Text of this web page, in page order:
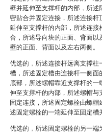
壁并延伸至支撑杆的内部，所述
密贴合并固定连接，所述连接
延伸至支撑杆的内部，所述连接
合，所述导向块的正面、背面以
壁的正面、背面以及左右两侧。
优选的，所述连接杆远离支撑柱
槽，所述固定槽由连接杆一侧面
底部，所述螺帽靠近支撑杆的一
伸至支撑杆的内部，所述螺帽与
固定连接，所述固定螺栓由螺
述固定螺栓的一端延伸至固定槽
优选的，所述固定螺栓的另一端